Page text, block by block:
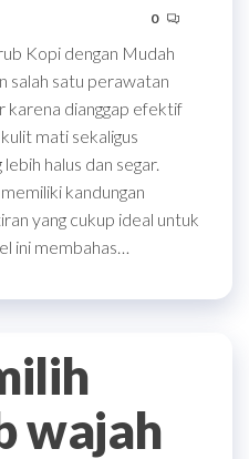
0
Kopi dengan Mudah
salah satu perawatan
karena dianggap efektif
mati sekaligus
halus dan segar.
kandungan
yang cukup ideal untuk
ini membahas…
wajah